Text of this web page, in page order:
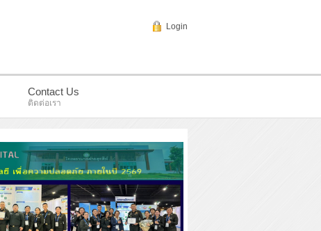
Login
Contact Us
ติดต่อเรา